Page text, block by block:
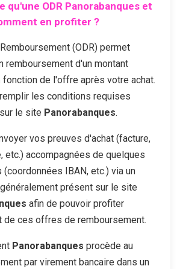
qu'une ODR Panorabanques et
en profiter ?
(ODR) permet
remboursement d'un montant
fonction de l'offre après votre achat.
les conditions requises
le site Panorabanques.
vos preuves d'achat (facture,
etc.) accompagnées de quelques
IBAN, etc.) via un
présent sur le site
afin de pouvoir profiter
de ces offres de remboursement.
Panorabanques procède au
par virement bancaire dans un